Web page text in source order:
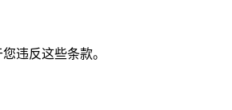
违反这些条款。